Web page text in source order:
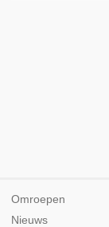
Omroepen
Nieuws